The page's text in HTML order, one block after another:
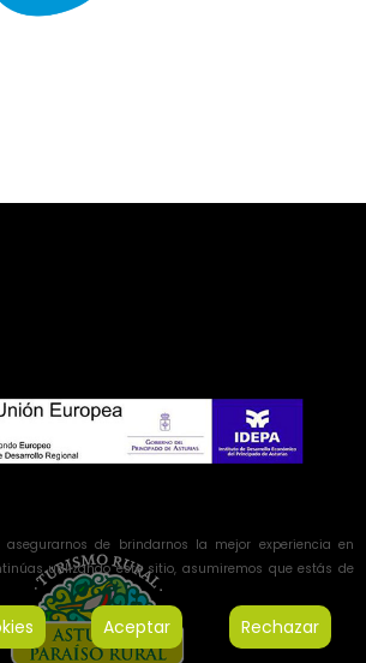
asegurarnos de brindarnos la mejor experiencia en
utilizando este sitio, asumiremos que estás de
Aceptar Rechazar